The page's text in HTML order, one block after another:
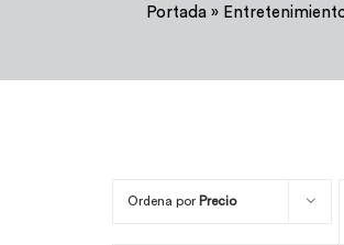
Portada»
Ordena por Precio